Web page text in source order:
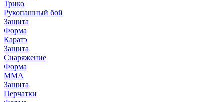
Трико
Рукопашный бой
Защита
Форма
Каратэ
Защита
Снаряжение
Форма
ММА
Защита
Перчатки